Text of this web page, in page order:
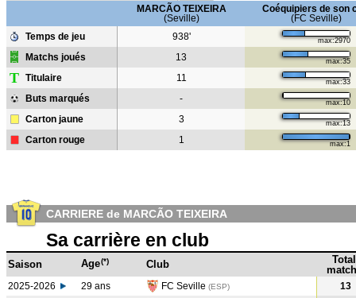
MARCÃO TEIXEIRA
(Seville)
Coéquipiers de son
(FC Seville)
Temps de jeu
938' max:2970
Matchs joués 13 max:35
T Titulaire 11 max:33
Buts marqués - max:10
Carton jaune 3 max:13
Carton rouge 1 max:1
CARRIERE de MARCÃO TEIXEIRA
Sa carrière en club
Saison Age(*) Club
Total
2025-2026 29 ans FC Seville (ESP)
13